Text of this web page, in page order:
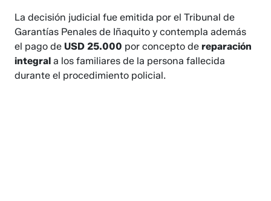
La decisión judicial fue emitida por el Tribunal de
Garantías Penales de Iñaquito y contempla además
el pago deUSD 25.000 por concepto de reparación
integral a los familiares de la persona fallecida
durante el procedimiento policial.